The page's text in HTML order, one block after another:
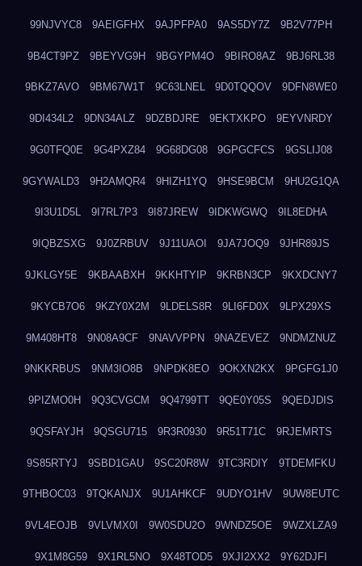
99NJVYC8 9AEIGFHX 9AJPFPA0 9AS5DY7Z 9B2V77PH
9B4CT9PZ 9BEYVG9H 9BGYPM4O 9BIRO8AZ 9BJ6RL38
9BKZ7AVO 9BM67W1T 9C63LNEL 9D0TQQOV 9DFN8WE0
9DI434L2 9DN34ALZ 9DZBDJRE 9EKTXKPO 9EYVNRDY
9G0TFQ0E 9G4PXZ84 9G68DG08 9GPGCFCS 9GSLIJ08
9GYWALD3 9H2AMQR4 9HIZH1YQ 9HSE9BCM 9HU2G1QA
9I3U1D5L 9I7RL7P3 9I87JREW 9IDKWGWQ 9IL8EDHA
9IQBZSXG 9J0ZRBUV 9J11UAOI 9JA7JOQ9 9JHR89JS
9JKLGY5E 9KBAABXH 9KKHTYIP 9KRBN3CP 9KXDCNY7
9KYCB7O6 9KZY0X2M 9LDELS8R 9LI6FD0X 9LPX29XS
9M408HT8 9N08A9CF 9NAVVPPN 9NAZEVEZ 9NDMZNUZ
9NKKRBUS 9NM3IO8B 9NPDK8EO 9OKXN2KX 9PGFG1J0
9PIZMO0H 9Q3CVGCM 9Q4799TT 9QE0Y05S 9QEDJDIS
9QSFAYJH 9QSGU715 9R3R0930 9R51T71C 9RJEMRTS
9S85RTYJ 9SBD1GAU 9SC20R8W 9TC3RDIY 9TDEMFKU
9THBOC03 9TQKANJX 9U1AHKCF 9UDYO1HV 9UW8EUTC
9VL4EOJB 9VLVMX0I 9W0SDU2O 9WNDZ5OE 9WZXLZA9
9X1M8G59 9X1RL5NO 9X48TOD5 9XJI2XX2 9Y62DJFI